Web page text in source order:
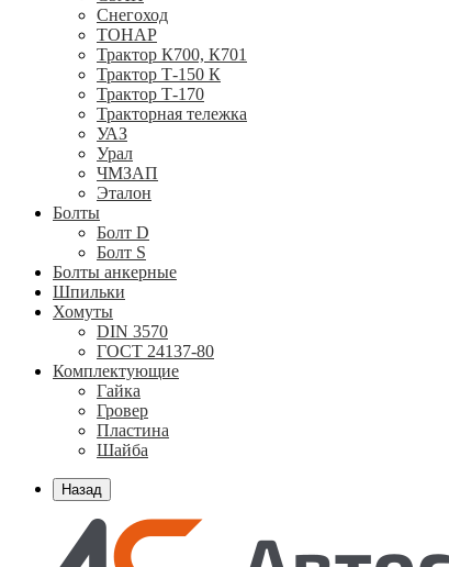
Снегоход
ТОНАР
Трактор К700, К701
Трактор Т-150 К
Трактор Т-170
Тракторная тележка
УАЗ
Урал
ЧМЗАП
Эталон
Болты
Болт D
Болт S
Болты анкерные
Шпильки
Хомуты
DIN 3570
ГОСТ 24137-80
Комплектующие
Гайка
Гровер
Пластина
Шайба
Назад